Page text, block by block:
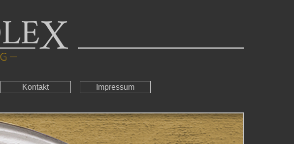
Kontakt Impressum